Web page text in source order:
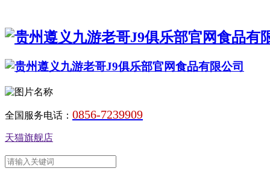
全国服务电话： 0856-7239909
天猫旗舰店